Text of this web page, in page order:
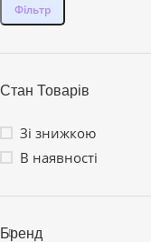
Фільтр
Стан Товарів
Зі знижкою
В наявності
Бренд